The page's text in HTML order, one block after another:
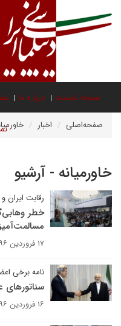
صفحه نخست درباره ما
صفحه‌اصلی اخبار
خاورمیانه - آرشیو
رقابت ایران
خطر
۱۷ فروردین ۱۳۹۶
نامه برخی
سناتورهای
۱۶ فروردین ۱۳۹۶